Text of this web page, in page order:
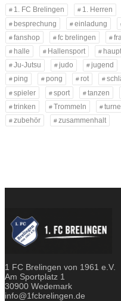
1. FC Brelingen 1. Herren
besprechung
einladung
fanshop
fc brelingen
halle
Hallensport
Ju-Jutsu
judo jugend
ping
pong rot
spieler
sport tanzen
trinken
Trommeln
zubehör
zusammenhalt
1 FC Brelingen von 1961 e.V.
Am Sportplatz 1
30900 Wedemark
info@1fcbrelingen.de